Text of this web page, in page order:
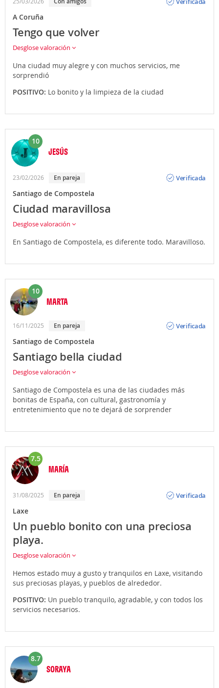
A Coruña
Tengo que volver
Desglose valoración
Una ciudad muy alegre y con muchos servicios, me
sorprendió
POSITIVO: Lo bonito y la limpieza de la ciudad
10
JESÚS
23/02/2026 En pareja
Verificada
Santiago de Compostela
Ciudad maravillosa
Desglose valoración
En Santiago de Compostela, es diferente todo. Maravilloso.
10
MARTA
16/11/2025 En pareja
Verificada
Santiago de Compostela
Santiago bella ciudad
Desglose valoración
Santiago de Compostela es una de las ciudades más
bonitas de España, con cultural, gastronomía y
entretenimiento que no te dejará de sorprender
7.5
MARÍA
31/08/2025 En pareja
Verificada
Laxe
Un pueblo bonito con una preciosa
playa.
Desglose valoración
Hemos estado muy a gusto y tranquilos en Laxe, visitando
sus preciosas playas, y pueblos de alrededor.
POSITIVO: Un pueblo tranquilo, agradable, y con todos los
servicios necesarios.
8.7
SORAYA